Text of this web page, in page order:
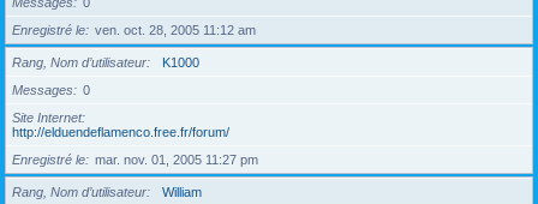
Enregistré le
ven. oct. 28, 2005 11:12 am
Rang, Nom d’utilisateur
K1000
Messages
0
Site Internet
http://elduendeflamenco.free.fr/forum/
Enregistré le
mar. nov. 01, 2005 11:27 pm
Rang, Nom d’utilisateur
William